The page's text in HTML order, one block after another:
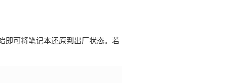
即可将笔记本还原到出厂状态。若